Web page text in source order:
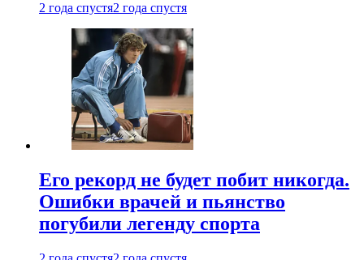
2 года спустя2 года спустя
Его рекорд не будет побит никогда.
Ошибки врачей и пьянство
погубили легенду спорта